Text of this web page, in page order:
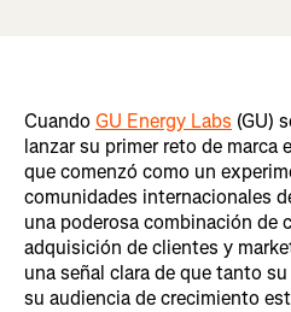
CuandoGU Energy Labs (GU)
lanzar su primer reto de marca
que comenzó como un
comunidades internacionales
una poderosa combinación de
adquisición de clientes y
una señal clara de que tanto
su audiencia de crecimiento